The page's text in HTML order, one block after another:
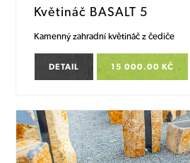
Květináč BASALT 5
Kamenný zahradní květináč z čediče
DETAIL 15 000.00 KČ